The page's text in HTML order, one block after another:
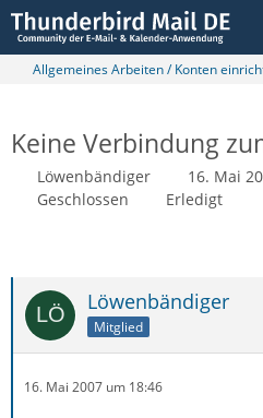
Allgemeines Arbeiten / Konten
Keine Verbindung
Löwenbändiger
16. Mai
Geschlossen
Erledigt
Löwenbändiger
Mitglied
16. Mai 2007 um 18:46